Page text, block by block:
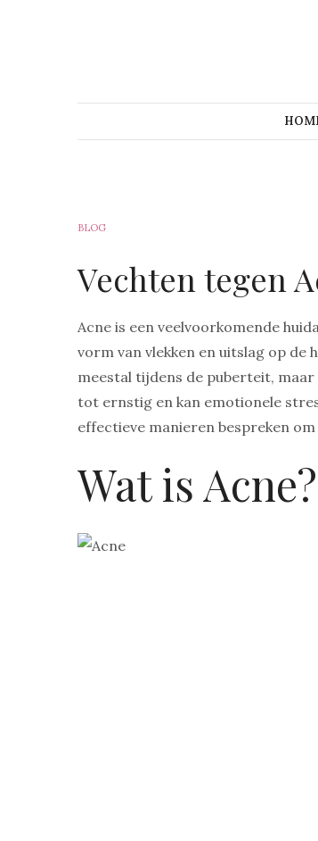
BLOG
Vechten tegen
Acne is een veelvoorkomende
vorm van vlekken en uitslag op de
meestal tijdens de puberteit,
tot ernstig en kan emotionele
effectieve manieren bespreken
Wat is Acne?